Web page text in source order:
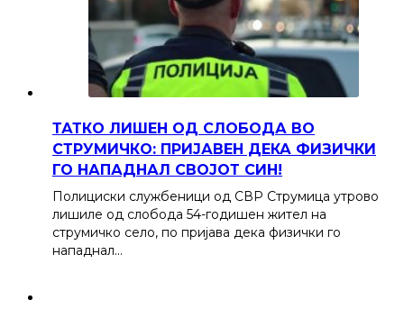
ТАТКО ЛИШЕН ОД СЛОБОДА ВО
СТРУМИЧКО: ПРИЈАВЕН ДЕКА ФИЗИЧКИ
ГО НАПАДНАЛ СВОЈОТ СИН!
Полициски службеници од СВР Струмица утрово
лишиле од слобода 54-годишен жител на
струмичко село, по пријава дека физички го
нападнал…